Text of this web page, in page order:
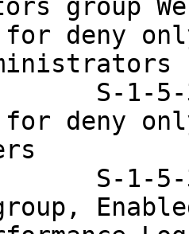
group
for deny
S-1-5-
for deny
S-1-5-